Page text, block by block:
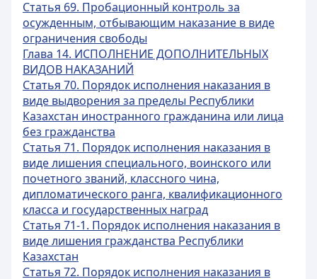
Статья 69. Пробационный контроль за
осужденным, отбывающим наказание в виде
ограничения свободы
Глава 14. ИСПОЛНЕНИЕ ДОПОЛНИТЕЛЬНЫХ
ВИДОВ НАКАЗАНИЙ
Статья 70. Порядок исполнения наказания в
виде выдворения за пределы Республики
Казахстан иностранного гражданина или лица
без гражданства
Статья 71. Порядок исполнения наказания в
виде лишения специального, воинского или
почетного званий, классного чина,
дипломатического ранга, квалификационного
класса и государственных наград
Статья 71-1. Порядок исполнения наказания в
виде лишения гражданства Республики
Казахстан
Статья 72. Порядок исполнения наказания в